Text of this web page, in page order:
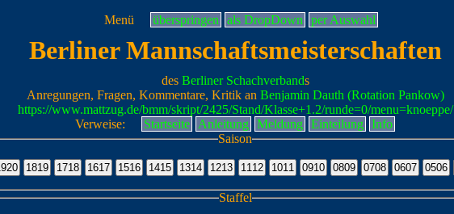
Menü überspringen als DropDown per Auswahl
Berliner Mannschaftsmeisterschaften
des Berliner Schachverbands
Anregungen, Fragen, Kommentare, Kritik an Benjamin Dauth (Rotation Pankow)
https://www.mattzug.de/bmm/skript/2425/Stand/Klasse+1.2/runde=0/menu=knoeppe/
Verweise:
Startseite Anleitung Meldung Einteilung
Info
Saison
Staffel